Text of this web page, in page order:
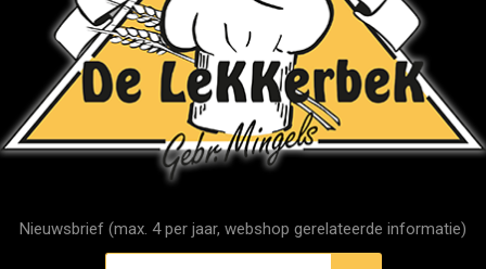
Nieuwsbrief (max. 4 per jaar, webshop gerelateerde informatie)